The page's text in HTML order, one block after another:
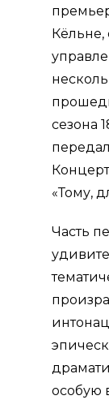
Кёльне,
сезона
«Тому,
Часть
особую